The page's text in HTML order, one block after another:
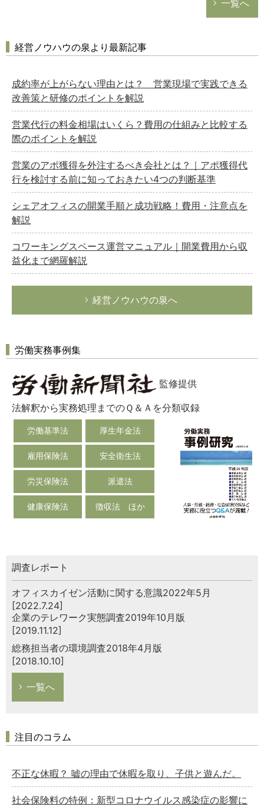
一覧へ
経営ノウハウの泉より最新記事
成約率が上がらない理由とは？ 営業現場で実践できる
改善策と研修のポイントを解説
営業代行の料金相場はいくら？費用の仕組みと比較する
際のポイントを解説
営業のアポ獲得を外注するべき会社とは？｜アポ獲得代
行を検討する前に知っておきたい4つの判断基準
シェアオフィスの開業手順と成功戦略！費用・注意点を
解説
コワーキングスペース運営マニュアル｜開業費用から収
益化まで網羅解説
経営ノウハウの泉へ
労働実務事例集
監修提供
法解釈から実務処理までのＱ＆Ａを分類収録
労働基準法 厚生年金法
雇用保険法 安全衛生法
労災保険法 派遣法
健康保険法 徴収法 ほか
調査レポート
オフィスカイゼン活動に関する意識2022年5月
[2022.7.24]
企業のテレワーク実態調査2019年10月版
[2019.11.12]
総務担当者の環境調査2018年4月版
[2018.10.10]
一覧へ
注目のコラム
不正な休暇？ 嘘の理由で休暇を取り、子供と遊んだ。
社会保険料の特例：新型コロナウイルス感染症の影響に